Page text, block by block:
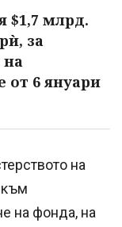
$1,7 млрд.
за
на
6 януари
на
на фонда, на